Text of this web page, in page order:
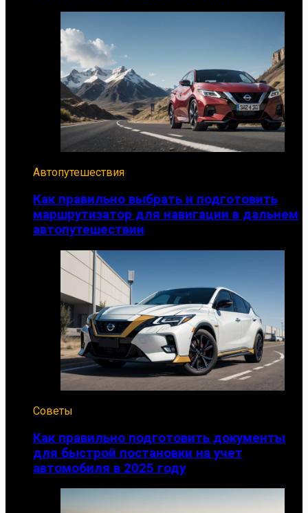
Автопутешествия
Как правильно выбрать и подготовить
маршрутизатор для навигации в дальнем
автопутешествии
Советы
Как правильно подготовить документы
для быстрой постановки на учет
автомобиля в 2025 году